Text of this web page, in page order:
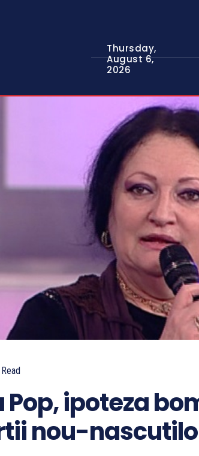
Thursday,
August 6,
2026
Read
Pop, ipoteza
nou-